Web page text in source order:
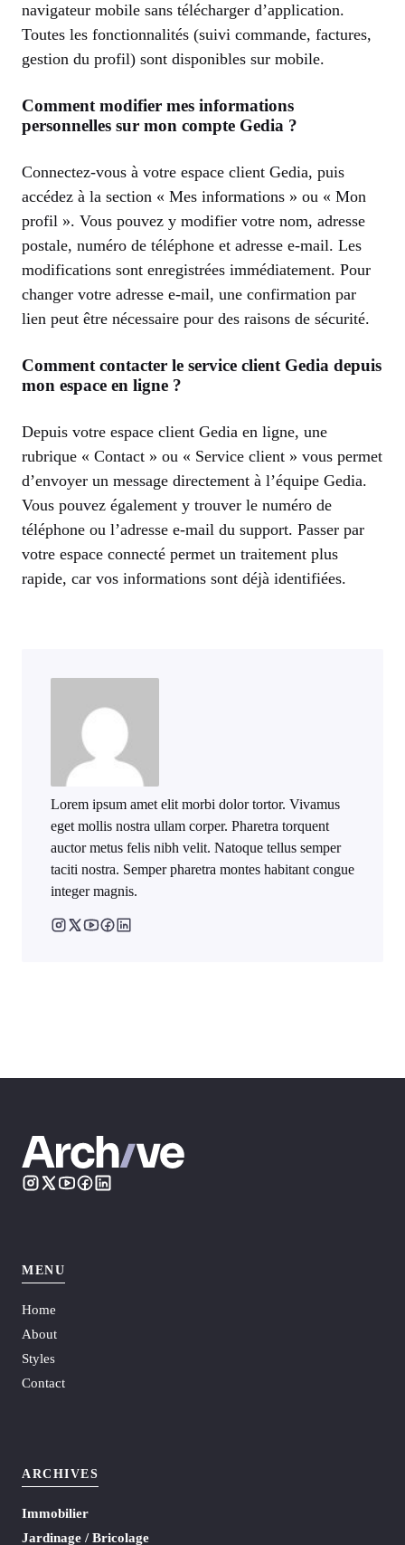
navigateur mobile sans télécharger d’application.
Toutes les fonctionnalités (suivi commande, factures,
gestion du profil) sont disponibles sur mobile.
Comment modifier mes informations
personnelles sur mon compte Gedia ?
Connectez-vous à votre espace client Gedia, puis
accédez à la section « Mes informations » ou « Mon
profil ». Vous pouvez y modifier votre nom, adresse
postale, numéro de téléphone et adresse e-mail. Les
modifications sont enregistrées immédiatement. Pour
changer votre adresse e-mail, une confirmation par
lien peut être nécessaire pour des raisons de sécurité.
Comment contacter le service client Gedia depuis
mon espace en ligne ?
Depuis votre espace client Gedia en ligne, une
rubrique « Contact » ou « Service client » vous permet
d’envoyer un message directement à l’équipe Gedia.
Vous pouvez également y trouver le numéro de
téléphone ou l’adresse e-mail du support. Passer par
votre espace connecté permet un traitement plus
rapide, car vos informations sont déjà identifiées.
Lorem ipsum amet elit morbi dolor tortor. Vivamus
eget mollis nostra ullam corper. Pharetra torquent
auctor metus felis nibh velit. Natoque tellus semper
taciti nostra. Semper pharetra montes habitant congue
integer magnis.
MENU
Home
About
Styles
Contact
ARCHIVES
Immobilier
Jardinage / Bricolage